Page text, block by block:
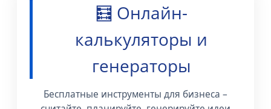
🧮 Онлайн-
калькуляторы и
генераторы
Бесплатные инструменты для бизнеса –